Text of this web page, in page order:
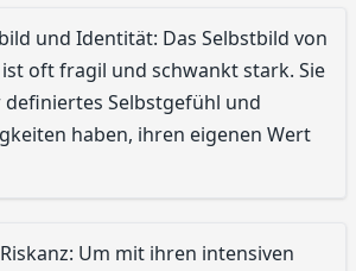
und Identität: Das Selbstbild von
oft fragil und schwankt stark. Sie
Selbstgefühl und
haben, ihren eigenen Wert
Um mit ihren intensiven